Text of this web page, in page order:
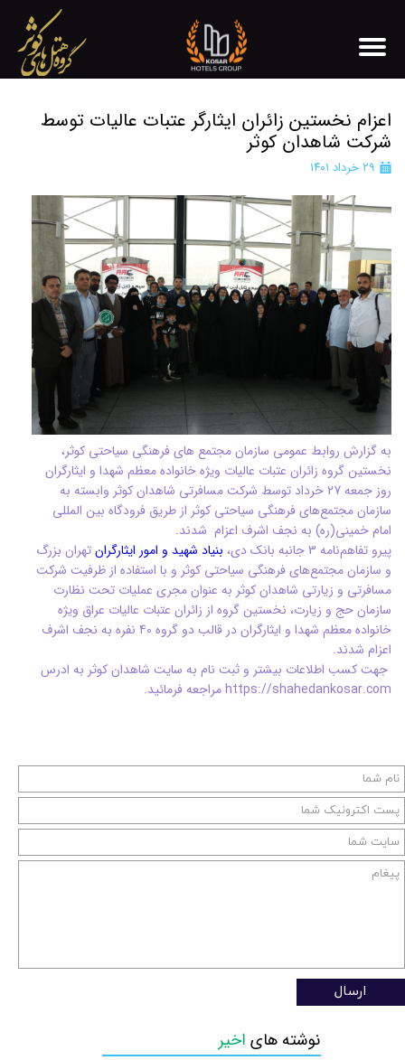
اعزام نخستین زائران ایثارگر عتبات عالیات توسط
شرکت شاهدان کوثر
۲۹ خرداد ۱۴۰۱
به گزارش روابط عمومی سازمان مجتمع های فرهنگی سیاحتی کوثر،
نخستین گروه زائران عتبات عالیات ویژه خانواده معظم شهدا و ایثارگران
روز جمعه 27 خرداد توسط شرکت مسافرتی شاهدان کوثر وابسته به
سازمان مجتمع‌های فرهنگی سیاحتی کوثر از طریق فرودگاه بین المللی
امام خمینی(ره) به نجف اشرف اعزام شدند.
پیرو تفاهم‌نامه 3 جانبه بانک دی،
بنیاد شهید و امور ایثارگرانتهران بزرگ
و سازمان مجتمع‌های فرهنگی سیاحتی کوثر و با استفاده از ظرفیت شرکت
مسافرتی و زیارتی شاهدان کوثر به عنوان مجری عملیات تحت نظارت
سازمان حج و زیارت، نخستین گروه از زائران عتبات عالیات عراق ویژه
خانواده معظم شهدا و ایثارگران در قالب دو گروه 40 نفره به نجف اشرف
اعزام شدند.
جهت کسب اطلاعات بیشتر و ثبت نام به سایت شاهدان کوثر به ادرس
https://shahedankosar.com مراجعه فرمائید.
ارسال
نوشته های اخیر